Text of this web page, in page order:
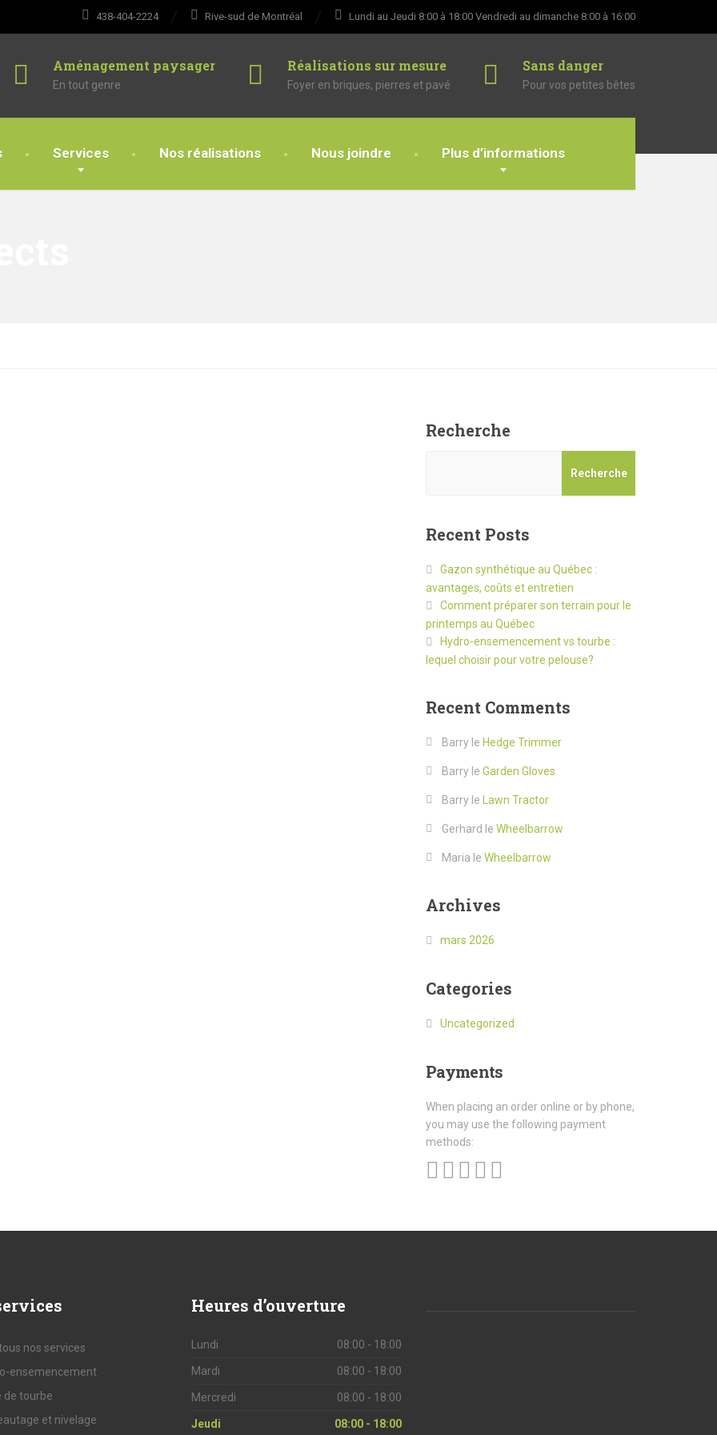
438-404-2224 Rive-sud de Montréal Lundi au Jeudi 8:00 à 18:00 Vendredi au dimanche 8:00 à 16:00
Aménagement paysager
En tout genre
Réalisations sur mesure
Foyer en briques, pierres et pavé
Sans danger
Pour vos petites bêtes
Services Nos réalisations Nous joindre Plus d’informations
Recherche
Recherche
Recent Posts
Gazon synthétique au Québec :
avantages, coûts et entretien
Comment préparer son terrain pour le
printemps au Québec
Hydro-ensemencement vs tourbe :
lequel choisir pour votre pelouse?
Recent Comments
Barryle Hedge Trimmer
Barryle Garden Gloves
Barryle Lawn Tractor
Gerhard le Wheelbarrow
Maria le Wheelbarrow
Archives
mars 2026
Categories
Uncategorized
Payments
When placing an order online or by phone,
you may use the following payment
methods:
nos services
ensemencement
de tourbe
et nivelage
Heures d’ouverture
Lundi 08:00 - 18:00
Mardi 08:00 - 18:00
Mercredi 08:00 - 18:00
Jeudi 08:00 - 18:00